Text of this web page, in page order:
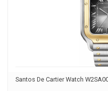
Santos De Cartier Watch